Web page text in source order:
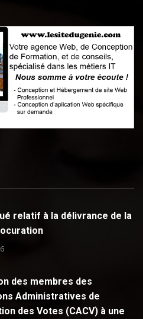
relatif à la délivrance de la
des membres des
Administratives de
des Votes (CACV) à une